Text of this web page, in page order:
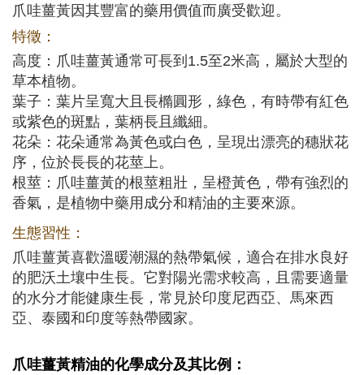
爪哇薑黃因其豐富的藥用價值而廣受歡迎。
特徵：
高度：爪哇薑黃通常可長到1.5至2米高，屬於大型的
草本植物。
葉子：葉片呈寬大且長橢圓形，綠色，有時帶有紅色
或紫色的斑點，葉柄長且纖細。
花朵：花朵通常為黃色或白色，呈現出漂亮的穗狀花
序，位於長長的花莖上。
根莖：爪哇薑黃的根莖粗壯，呈橙黃色，帶有強烈的
香氣，是植物中藥用成分和精油的主要來源。
生態習性：
爪哇薑黃喜歡溫暖潮濕的熱帶氣候，適合在排水良好
的肥沃土壤中生長。它對陽光需求較高，且需要適量
的水分才能健康生長，常見於印度尼西亞、馬來西
亞、泰國和印度等熱帶國家。
爪哇薑黃精油的化學成分及其比例：